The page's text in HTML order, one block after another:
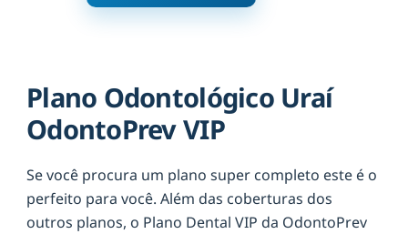
Plano Odontológico Uraí
OdontoPrev VIP
Se você procura um plano super completo este é o
perfeito para você. Além das coberturas dos
outros planos, o Plano Dental VIP da OdontoPrev